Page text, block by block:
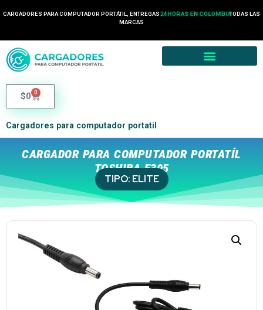
CARGADORES PARA COMPUTADOR PORTÁTIL, ENTREGAS 24 HORAS EN COLOMBIATODAS LAS
MARCAS
$0 0
Cargadores para computador portatil
CARGADOR PARA COMPUTADOR PORTATÍL
TOSHIBA E305
TIPO: ELITE